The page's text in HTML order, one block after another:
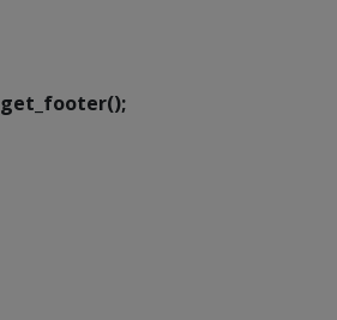
get_footer();